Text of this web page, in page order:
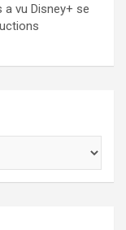
vu Disney+ se